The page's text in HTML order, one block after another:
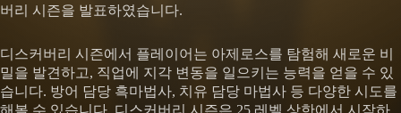
버리 시즌을 발표하였습니다.
디스커버리 시즌에서 플레이어는 아제로스를 탐험해 새로운 비
밀을 발견하고, 직업에 지각 변동을 일으키는 능력을 얻을 수 있
습니다. 방어 담당 흑마법사, 치유 담당 마법사 등 다양한 시도를
해볼 수 있습니다. 디스커버리 시즌은 25 레벨 상한에서 시작하